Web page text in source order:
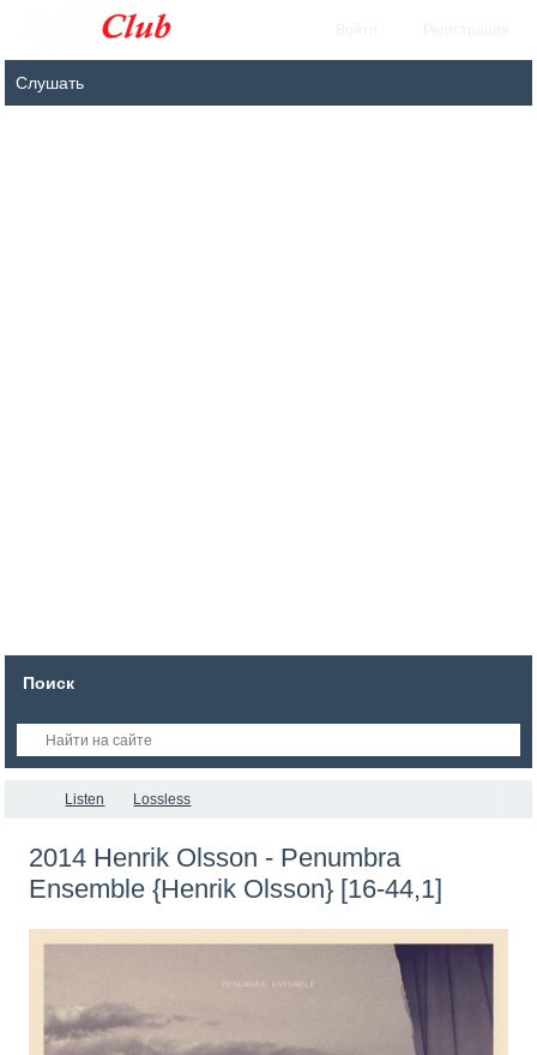
Поиск
Listen Lossless
2014 Henrik Olsson - Penumbra
Ensemble {Henrik Olsson} [16-44,1]